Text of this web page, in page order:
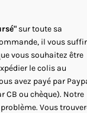
sur toute sa
il vous
vous souhaitez être
le colis au
avez payé par
CB ou chèque). Notre
Vous